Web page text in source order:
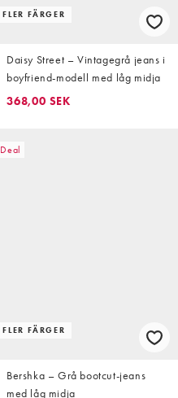
FLER FÄRGER
Daisy Street – Vintagegrå jeans i
boyfriend-modell med låg midja
368,00 SEK
Deal
FLER FÄRGER
Bershka – Grå bootcut-jeans
med låg midja